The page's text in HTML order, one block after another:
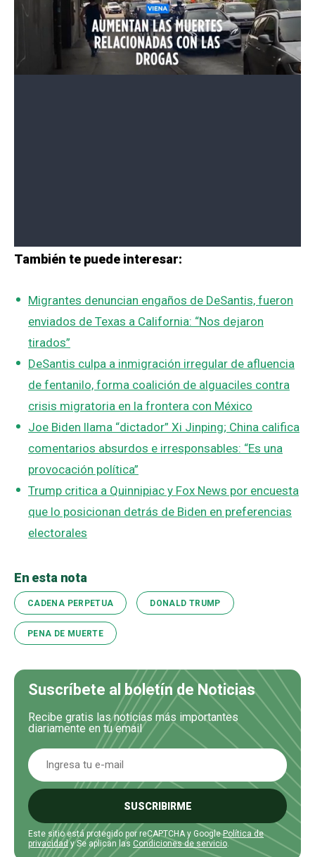
También te puede interesar:
Migrantes denuncian engaños de DeSantis, fueron
enviados de Texas a California: “Nos dejaron
tirados”
DeSantis culpa a inmigración irregular de afluencia
de fentanilo, forma coalición de alguaciles contra
crisis migratoria en la frontera con México
Joe Biden llama “dictador” Xi Jinping; China califica
comentarios absurdos e irresponsables: “Es una
provocación política”
Trump critica a Quinnipiac y Fox News por encuesta
que lo posicionan detrás de Biden en preferencias
electorales
En esta nota
CADENA PERPETUA DONALD TRUMP
PENA DE MUERTE
Suscríbete al boletín de Noticias
Recibe gratis las noticias más importantes
diariamente en tu email
SUSCRIBIRME
Este sitio está protegido por reCAPTCHA y GooglePolítica de
privacidady Se aplican las Condiciones de servicio.